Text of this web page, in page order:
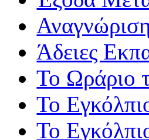
Άδειες
Το Ωράριο
Το
Το